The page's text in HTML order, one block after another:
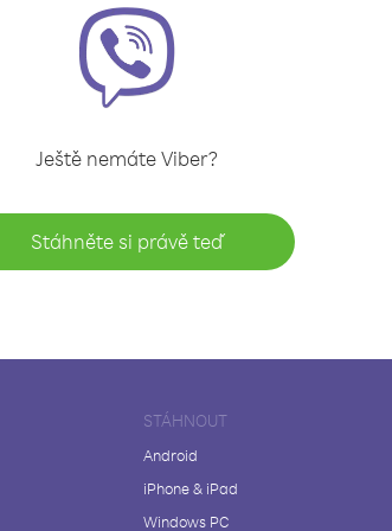
Ještě nemáte Viber?
Stáhněte si právě teď
STÁHNOUT
Android
iPhone & iPad
Windows PC